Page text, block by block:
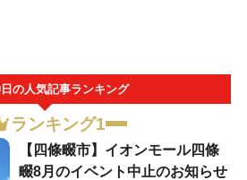
の人気記事ランキング
ランキング1
【四條畷市】イオンモール四條
畷8月のイベント中止のお知らせ